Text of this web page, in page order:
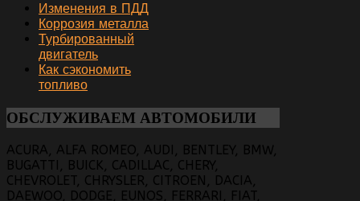
Изменения в ПДД
Коррозия металла
Турбированный
двигатель
Как сэкономить
топливо
ОБСЛУЖИВАЕМ АВТОМОБИЛИ
ACURA, ALFA ROMEO, AUDI, BENTLEY, BMW,
BUGATTI, BUICK, CADILLAC, CHERY,
CHEVROLET, CHRYSLER, CITROEN, DACIA,
DAEWOO, DODGE, EUNOS, FERRARI, FIAT,